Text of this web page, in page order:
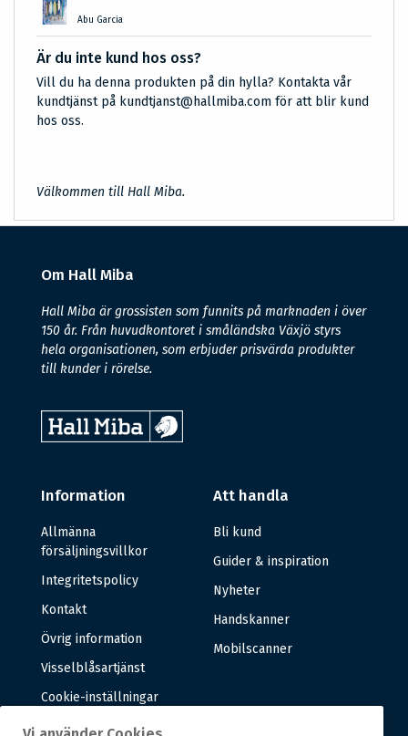
Abu Garcia
Är du inte kund hos oss?
Vill du ha denna produkten på din hylla? Kontakta vår
kundtjänst på kundtjanst@hallmiba.com för att blir kund
hos oss.
Välkommen till Hall Miba.
Om Hall Miba
Hall Miba är grossisten som funnits på marknaden i över
150 år. Från huvudkontoret i småländska Växjö styrs
hela organisationen, som erbjuder prisvärda produkter
till kunder i rörelse.
Information
Allmänna
försäljningsvillkor
Integritetspolicy
Kontakt
Övrig information
Visselblåsartjänst
Cookie-inställningar
Att handla
Bli kund
Guider & inspiration
Nyheter
Handskanner
Mobilscanner